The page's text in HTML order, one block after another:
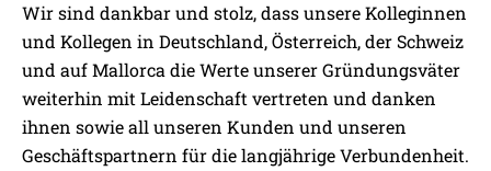
Wir sind dankbar und stolz, dass unsere Kolleginnen
und Kollegen in Deutschland, Österreich, der Schweiz
und auf Mallorca die Werte unserer Gründungsväter
weiterhin mit Leidenschaft vertreten und danken
ihnen sowie all unseren Kunden und unseren
Geschäftspartnern für die langjährige Verbundenheit.